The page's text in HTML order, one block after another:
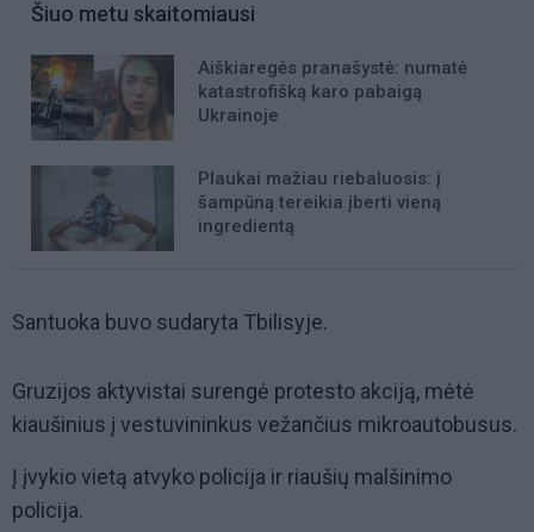
Šiuo metu skaitomiausi
Aiškiaregės pranašystė: numatė
katastrofišką karo pabaigą
Ukrainoje
Plaukai mažiau riebaluosis: į
šampūną tereikia įberti vieną
ingredientą
Santuoka buvo sudaryta Tbilisyje.
Gruzijos aktyvistai surengė protesto akciją, mėtė
kiaušinius į vestuvininkus vežančius mikroautobusus.
Į įvykio vietą atvyko policija ir riaušių malšinimo
policija.